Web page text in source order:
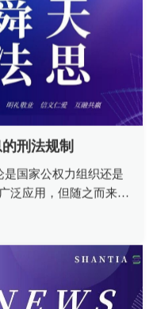
刑法规制
国家公权力组织还是
泛应用，但随之而来的